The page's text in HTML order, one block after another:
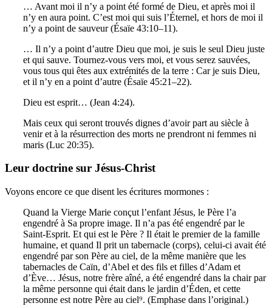
… Avant moi il n’y a point été formé de Dieu, et après moi il
n’y en aura point. C’est moi qui suis l’Éternel, et hors de moi il
n’y a point de sauveur (Ésaïe 43:10–11).
… Il n’y a point d’autre Dieu que moi, je suis le seul Dieu juste
et qui sauve. Tournez-vous vers moi, et vous serez sauvées,
vous tous qui êtes aux extrémités de la terre : Car je suis Dieu,
et il n’y en a point d’autre (Ésaïe 45:21–22).
Dieu est esprit… (Jean 4:24).
Mais ceux qui seront trouvés dignes d’avoir part au siècle à
venir et à la résurrection des morts ne prendront ni femmes ni
maris (Luc 20:35).
Leur doctrine sur Jésus-Christ
Voyons encore ce que disent les écritures mormones :
Quand la Vierge Marie conçut l’enfant Jésus, le Père l’a
engendré à Sa propre image. Il n’a pas été engendré par le
Saint-Esprit. Et qui est le Père ? Il était le premier de la famille
humaine, et quand Il prit un tabernacle (corps), celui-ci avait été
engendré par son Père au ciel, de la même manière que les
tabernacles de Caïn, d’Abel et des fils et filles d’Adam et
d’Ève… Jésus, notre frère aîné, a été engendré dans la chair par
la même personne qui était dans le jardin d’Éden, et cette
personne est notre Père au ciel⁹. (Emphase dans l’original.)